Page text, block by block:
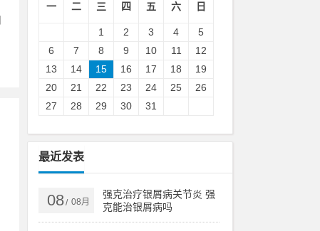
一 二 三 四 五 六 日
1 2 3 4
5
6
7 8 9 10 11
12
13
14 15 16 17 18
19
20
21 22 23 24 25
26
27
28 29 30 31
最近发表
08/ 08月
强克治疗银屑病关节炎 强
克能治银屑病吗